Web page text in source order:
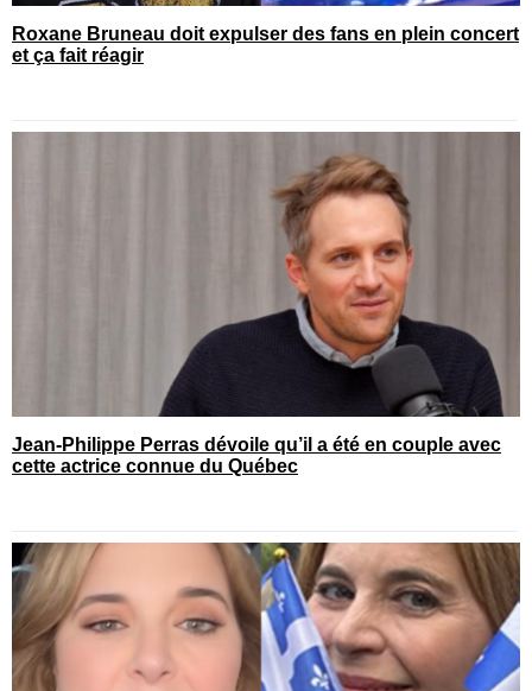
Roxane Bruneau doit expulser des fans en plein concert
et ça fait réagir
Jean-Philippe Perras dévoile qu’il a été en couple avec
cette actrice connue du Québec